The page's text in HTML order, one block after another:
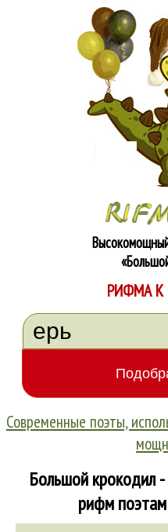
РИФМА К
Современные поэты,
Большой крокодил
рифм